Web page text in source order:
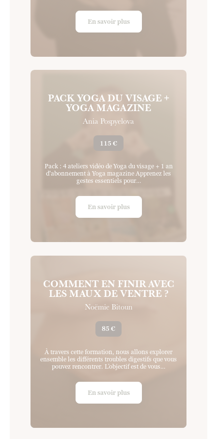
En savoir plus
PACK YOGA DU VISAGE +
YOGA MAGAZINE
Ania Pospyelova
115 €
Pack : 4 ateliers vidéo de Yoga du visage + 1 an
d'abonnement à Yoga magazine Apprenez les
gestes essentiels pour…
En savoir plus
COMMENT EN FINIR AVEC
LES MAUX DE VENTRE ?
Noëmie Bitoun
85 €
À travers cette formation, nous allons explorer
ensemble les différents troubles digestifs que vous
pouvez rencontrer. L’objectif est de vous…
En savoir plus